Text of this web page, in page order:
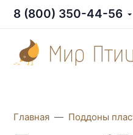
8 (800) 350-44-56
Главная Поддоны